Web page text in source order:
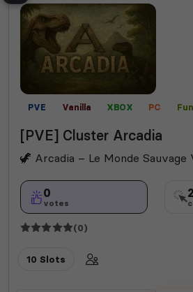
PVE Vanilla XBOX PC Fun
[PVE] Cluster Arcadia
🦖 Arcadia – Le Monde Sauvage
0
votes
(0)
10 Slots